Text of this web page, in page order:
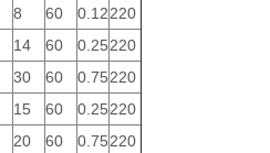
8 60 0.12220
14 60 0.25220
30 60 0.75220
15 60 0.25220
20 60 0.75220